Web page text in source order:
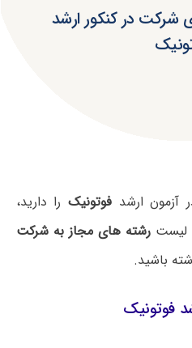
شرکت در کنکور ارشد
آزمون ارشدفوتونیک را دارید،
لیست رشته های مجاز به شرکت
باشید.
فوتونیک